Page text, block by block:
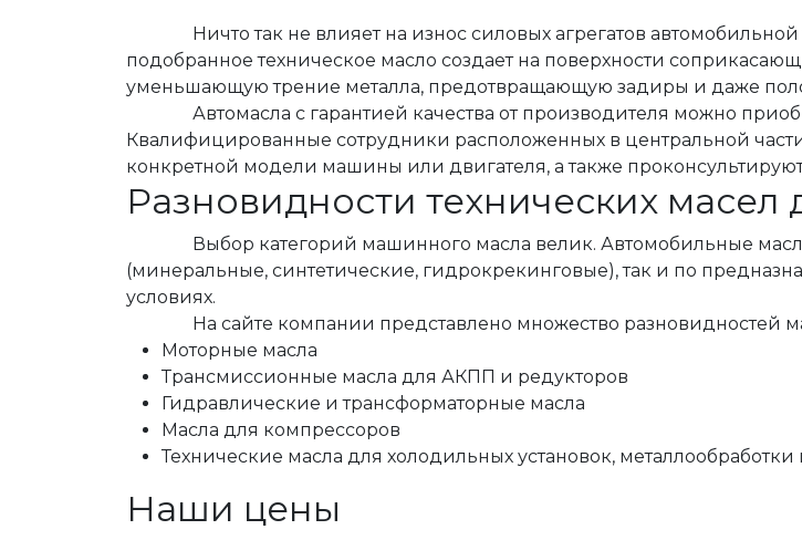
Ничто так не влияет на износ силовых агрегатов автомобильной
подобранное техническое масло создает на поверхности
уменьшающую трение металла, предотвращающую задиры и даже
Автомасла с гарантией качества от производителя можно
Квалифицированные сотрудники расположенных в центральной
конкретной модели машины или двигателя, а также
Разновидности технических
Выбор категорий машинного масла велик. Автомобильные масла
(минеральные, синтетические, гидрокрекинговые), так и по
условиях.
На сайте компании представлено множество разновидностей
Моторные масла
Трансмиссионные масла для АКПП и редукторов
Гидравлические и трансформаторные масла
Масла для компрессоров
Технические масла для холодильных установок,
Наши цены